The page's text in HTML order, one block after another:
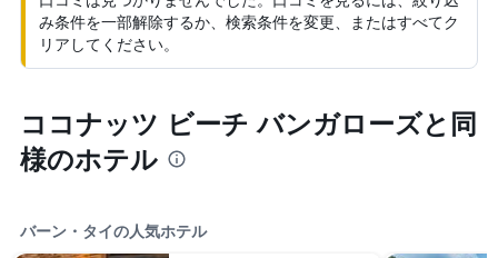
み条件を一部解除するか、検索条件を変更、またはすべてク
リアしてください。
ココナッツ ビーチ バンガローズと同
様のホテル
バーン・タイの人気ホテル